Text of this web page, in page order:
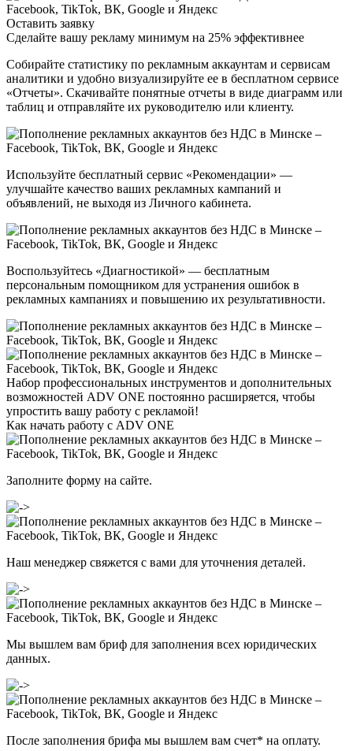
Оставить заявку
Сделайте вашу рекламу минимум на 25% эффективнее
Собирайте статистику по рекламным аккаунтам и сервисам
аналитики и удобно визуализируйте ее в бесплатном сервисе
«Отчеты». Скачивайте понятные отчеты в виде диаграмм или
таблиц и отправляйте их руководителю или клиенту.
Используйте бесплатный сервис «Рекомендации» —
улучшайте качество ваших рекламных кампаний и
объявлений, не выходя из Личного кабинета.
Воспользуйтесь «Диагностикой» — бесплатным
персональным помощником для устранения ошибок в
рекламных кампаниях и повышению их результативности.
Набор профессиональных инструментов и дополнительных
возможностей ADV ONE постоянно расширяется, чтобы
упростить вашу работу с рекламой!
Как начать работу с ADV ONE
Заполните форму на сайте.
Наш менеджер свяжется с вами для уточнения деталей.
Мы вышлем вам бриф для заполнения всех юридических
данных.
После заполнения брифа мы вышлем вам счет* на оплату.